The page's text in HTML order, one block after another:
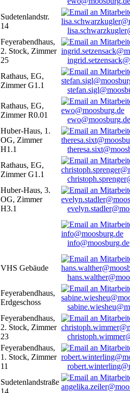
Sudetenlandstr.
14
Feyerabendhaus,
2. Stock, Zimmer
25
Rathaus, EG,
Zimmer G1.1
Rathaus, EG,
Zimmer R0.01
ewo@moosburg.de
Huber-Haus, 1.
OG, Zimmer
H1.1
Rathaus, EG,
Zimmer G1.1
Huber-Haus, 3.
OG, Zimmer
H3.1
info@moosburg.de
VHS Gebäude
Feyerabendhaus,
Erdgeschoss
Feyerabendhaus,
2. Stock, Zimmer
23
Feyerabendhaus,
1. Stock, Zimmer
11
Sudetenlandstraße
14